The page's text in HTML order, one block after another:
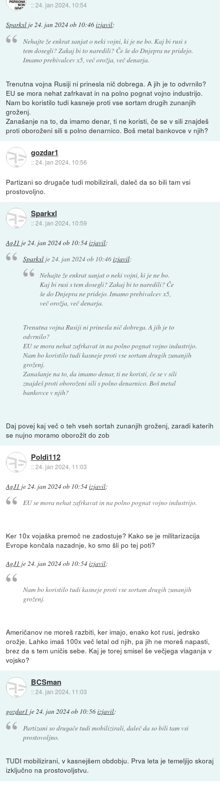
::24. jan 2024, 10:54
Sparkxl je24. jan 2024 ob 10:46izjavil:
Nehajte že enkrat sanjat o neki vojni, ki je ne bo. Kaj bi rusi s
tem dosegli? Zakaj bi to naredili? Če še do Dnjepra ne pridejo.
Imamo prebivalcev x5, več orožja, več denarja.
Trenutna vojna Rusiji ni prinesla nič dobrega. A jih je to odvrnilo?
EU se mora nehat zafrkavat in na polno pognat vojno industrijo.
Nam bo koristilo tudi kasneje proti vse sortam drugih zunanjih
groženj.
Zanašanje na to, da imamo denar, ti ne koristi, če se v sili znajdeš
proti oboroženi sili s polno denarnico. Boš metal bankovce v njih?
gozdar1
::24. jan 2024, 10:56
Partizani so drugače tudi mobilizirali, daleč da so bili tam vsi
prostovoljno.
Sparkxl
::24. jan 2024, 10:59
AgJ1 je24. jan 2024 ob 10:54izjavil:
Sparkxlje24. jan 2024 ob 10:46izjavil:
Nehajte že enkrat sanjat o neki vojni, ki je ne bo.
Kaj bi rusi s tem dosegli? Zakaj bi to naredili? Če
še do Dnjepra ne pridejo. Imamo prebivalcev x5,
več orožja, več denarja.
Trenutna vojna Rusiji ni prinesla nič dobrega. A jih je to
odvrnilo?
EU se mora nehat zafrkavat in na polno pognat vojno industrijo.
Nam bo koristilo tudi kasneje proti vse sortam drugih zunanjih
groženj.
Zanašanje na to, da imamo denar, ti ne koristi, če se v sili
znajdeš proti oboroženi sili s polno denarnico. Boš metal
bankovce v njih?
Daj povej kaj več o teh vseh sortah zunanjih groženj, zaradi katerih
se nujno moramo oborožit do zob
Poldi112
::24. jan 2024, 11:03
AgJ1 je24. jan 2024 ob 10:54izjavil:
EU se mora nehat zafrkavat in na polno pognat vojno industrijo.
Ker 10x vojaška premoč ne zadostuje? Kako se je militarizacija
Evrope končala nazadnje, ko smo šli po tej poti?
AgJ1 je24. jan 2024 ob 10:54izjavil:
Nam bo koristilo tudi kasneje proti vse sortam drugih zunanjih
groženj.
Američanov ne moreš razbiti, ker imajo, enako kot rusi, jedrsko
orožje. Lahko imaš 100x več letal od njih, pa jih ne moreš napasti,
brez da s tem uničis sebe. Kaj je torej smisel še večjega vlaganja v
vojsko?
BCSman
::24. jan 2024, 11:03
gozdar1 je24. jan 2024 ob 10:56izjavil:
Partizani so drugače tudi mobilizirali, daleč da so bili tam vsi
prostovoljno.
TUDI mobilizirani, v kasnejšem obdobju. Prva leta je temeljijo skoraj
izključno na prostovoljstvu.